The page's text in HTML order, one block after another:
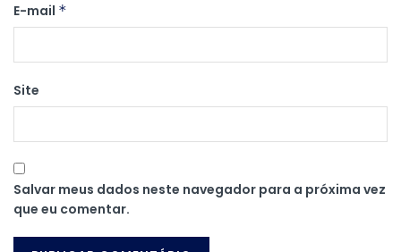
E-mail *
Site
Salvar meus dados neste navegador para a próxima vez
que eu comentar.